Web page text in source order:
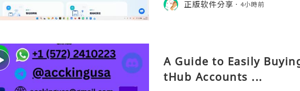
餐）。长
公数字游民，或手机不支持 eSIM：用
正版软件分享 4小時前
A Guide to Easily
tHub Accounts ...